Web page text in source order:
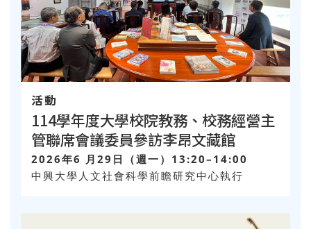
活動
114學年度大學校院教務、校務經營主
管聯席會議委員參訪李昂文藏館
2026年6 月29日（週一）13:20–14:00
中興大學人文社會科學前瞻研究中心執行